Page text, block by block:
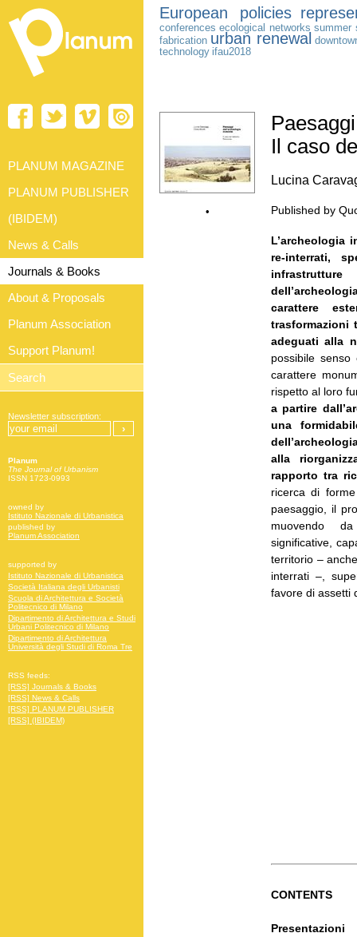
European policies
conferences ecological networks summer
fabrication urban renewal
technology ifau2018
•
Il caso
Lucina
Published by
L’archeologia
re-interrati,
carattere
trasformazioni
adeguati alla
possibile
carattere
rispetto al loro
a partire
una
alla
rapporto tra
ricerca di
paesaggio, il
muovendo
significative,
territorio –
interrati –,
favore di assetti
CONTENTS
Presentazioni
PLANUM MAGAZINE
PLANUM PUBLISHER
(IBIDEM)
News & Calls
Journals & Books
About & Proposals
Planum Association
Support Planum!
Newsletter subscription:
Planum
The Journal of Urbanism
ISSN 1723-0993
owned by
Istituto Nazionale di Urbanistica
published by
Planum Association
supported by
Istituto Nazionale di Urbanistica
Società Italiana degli Urbanisti
Scuola di Architettura e Società
Politecnico di Milano
Dipartimento di Architettura e Studi
Urbani Politecnico di Milano
Dipartimento di Architettura
Università degli Studi di Roma Tre
RSS feeds:
[RSS] Journals & Books
[RSS] News & Calls
[RSS] PLANUM PUBLISHER
[RSS] (IBIDEM)